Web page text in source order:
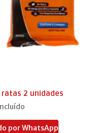
2 unidades
por WhatsApp